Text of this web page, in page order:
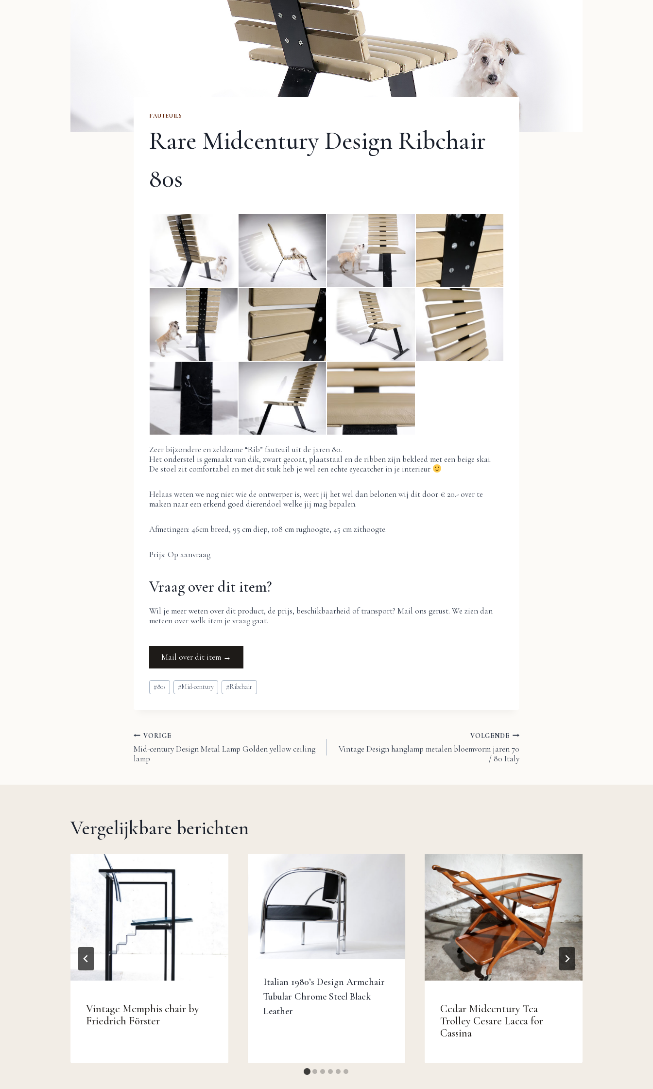
FAUTEUILS
Rare Midcentury Design Ribchair
80s
Zeer bijzondere en zeldzame “Rib” fauteuil uit de jaren 80.
Het onderstel is gemaakt van dik, zwart gecoat, plaatstaal en de ribben zijn bekleed met een beige skai.
De stoel zit comfortabel en met dit stuk heb je wel een echte eyecatcher in je interieur
Helaas weten we nog niet wie de ontwerper is, weet jij het wel dan belonen wij dit door € 20.- over te
maken naar een erkend goed dierendoel welke jij mag bepalen.
Afmetingen: 46cm breed, 95 cm diep, 108 cm rughoogte, 45 cm zithoogte.
Prijs: Op aanvraag
Vraag over dit item?
Wil je meer weten over dit product, de prijs, beschikbaarheid of transport? Mail ons gerust. We zien dan
meteen over welk item je vraag gaat.
Mail over dit item →
Bericht
tags:
#80s #Mid-century #Ribchair
Bericht
VORIGE
Mid-century Design Metal Lamp Golden yellow ceiling
lamp
VOLGENDE
Vintage Design hanglamp metalen bloemvorm jaren 70
/ 80 Italy
Vergelijkbare berichten
Vintage Memphis chair by
Friedrich Förster
Italian 1980’s Design Armchair
Tubular Chrome Steel Black
Leather
Cedar Midcentury Tea
Trolley Cesare Lacca for
Cassina